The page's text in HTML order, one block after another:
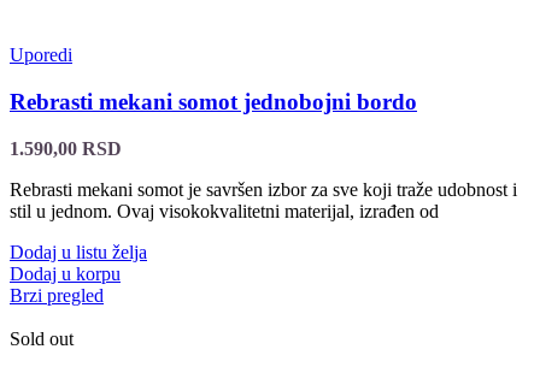
Uporedi
Rebrasti mekani somot jednobojni bordo
1.590,00 RSD
Rebrasti mekani somot je savršen izbor za sve koji traže udobnost i
stil u jednom. Ovaj visokokvalitetni materijal, izrađen od
Dodaj u listu želja
Dodaj u korpu
Brzi pregled
Sold out